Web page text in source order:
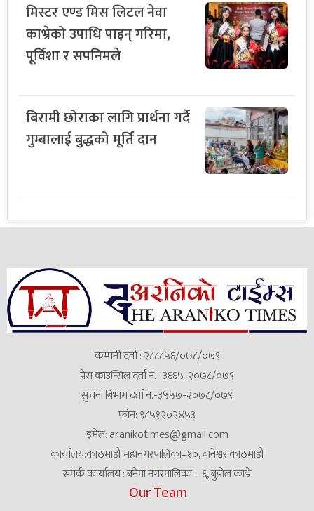
मिस्टर एण्ड मिस लिटल नेवा
काभ्रेको उपाधि पाइन् गरिमा,
पूर्विशा र सपनिमले
बिरामी छोराका लागि प्रार्थना गर्दै
गुम्बालाई बुद्धको मूर्ति दान
कम्पनी दर्ता : २८८८५६/०७८/०७९
प्रेस काउन्सिल दर्ता नं. -३६६५-२०७८/०७९
सुचना बिभाग दर्ता नं.-३५५७-२०७८/०७९
फोन: ९८५१२०२४५३
इमेल:aranikotimes@gmail.com
कार्यालय:काठमाडौं महानगरपालिका–१०, बानेश्वर काठमाडौं
संपर्क कार्यालय : बनेपा नगरपालिका – ६, बुडोल काभ्रे
Our Team